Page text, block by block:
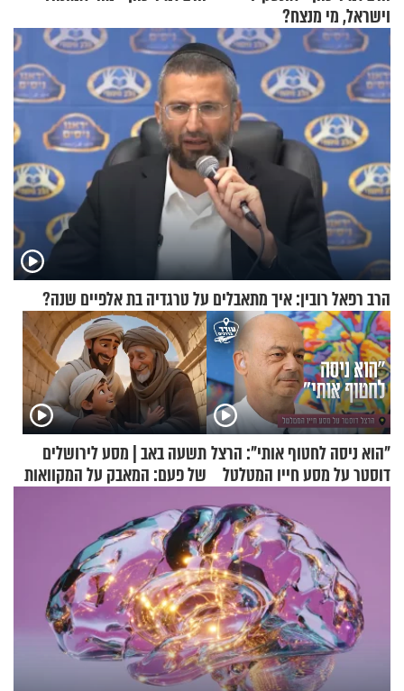
וישראל, מי מנצח?
הרב רפאל רובין: איך מתאבלים על טרגדיה בת אלפיים שנה?
"הוא ניסה לחטוף אותי": הרצל
דוסטר על מסע חייו המטלטל
תשעה באב | מסע לירושלים
של פעם: המאבק על המקוואות